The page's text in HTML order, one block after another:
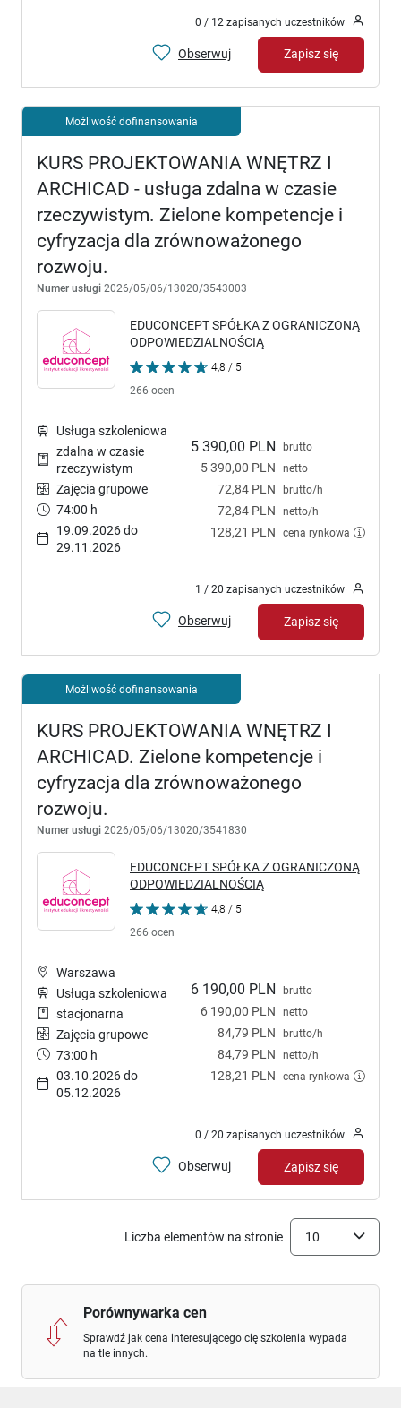
0 / 12 zapisanych uczestników
Obserwuj Zapisz się
Możliwość dofinansowania
KURS PROJEKTOWANIA WNĘTRZ I
ARCHICAD - usługa zdalna w czasie
rzeczywistym. Zielone kompetencje i
cyfryzacja dla zrównoważonego
rozwoju.
Numer usługi 2026/05/06/13020/3543003
EDUCONCEPT SPÓŁKA Z OGRANICZONĄ
ODPOWIEDZIALNOŚCIĄ
4,8 / 5
266 ocen
5 390,00 PLN brutto
5 390,00 PLN netto
72,84 PLN brutto/h
72,84 PLN netto/h
128,21 PLN cena rynkowa
Usługa szkoleniowa
zdalna w czasie
rzeczywistym
Zajęcia grupowe
74:00 h
19.09.2026 do
29.11.2026
1 / 20 zapisanych uczestników
Obserwuj Zapisz się
Możliwość dofinansowania
KURS PROJEKTOWANIA WNĘTRZ I
ARCHICAD. Zielone kompetencje i
cyfryzacja dla zrównoważonego
rozwoju.
Numer usługi 2026/05/06/13020/3541830
EDUCONCEPT SPÓŁKA Z OGRANICZONĄ
ODPOWIEDZIALNOŚCIĄ
4,8 / 5
266 ocen
6 190,00 PLN brutto
6 190,00 PLN netto
84,79 PLN brutto/h
84,79 PLN netto/h
128,21 PLN cena rynkowa
Warszawa
Usługa szkoleniowa
stacjonarna
Zajęcia grupowe
73:00 h
03.10.2026 do
05.12.2026
0 / 20 zapisanych uczestników
Obserwuj Zapisz się
Liczba elementów na stronie 10
Porównywarka cen
Sprawdź jak cena interesującego cię szkolenia wypada
na tle innych.